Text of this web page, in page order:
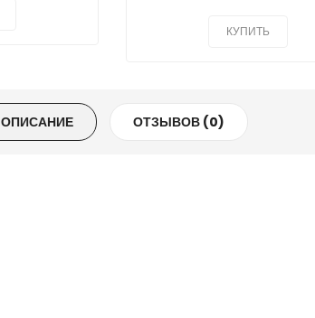
КУПИТЬ
ОПИСАНИЕ ОТЗЫВОВ (0)